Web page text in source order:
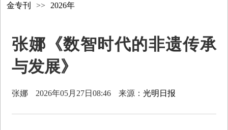
金专刊
>> 2026年
张娜《数智时代的非遗传承
与发展》
张娜 2026年05月27日08:46 来源：光明日报